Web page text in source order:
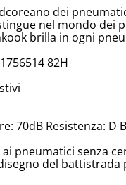
dei
nel mondo dei
brilla in ogni
82H
70dB Resistenza: D
pneumatici senza
del battistrada